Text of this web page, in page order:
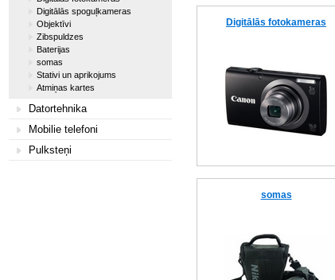
Digitālās spoguļkameras
Objektīvi
Zibspuldzes
Baterijas
somas
Stativi un aprikojums
Atmiņas kartes
Datortehnika
Mobilie telefoni
Pulksteņi
Digitālās fotokameras
somas